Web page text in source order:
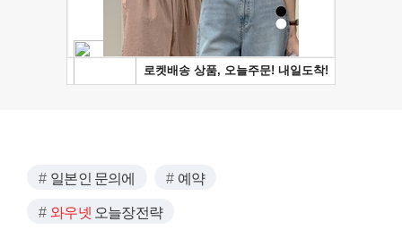
일본인 문의에 예약
와우넷 오늘장전략